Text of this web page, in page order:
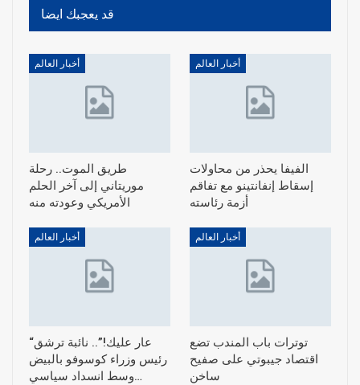
قد يعجبك ايضا
أخبار العالم
طريق الموت.. رحلة
موريتاني إلى آخر الحلم
الأمريكي وعودته منه
أخبار العالم
الفيفا يحذر من محاولات
إسقاط إنفانتينو مع تفاقم
أزمة رئاسته
أخبار العالم
“عار عليك!”.. نائبة ترشق
رئيس وزراء كوسوفو بالبيض
وسط انسداد سياسي…
أخبار العالم
توترات باب المندب تضع
اقتصاد جيبوتي على صفيح
ساخن